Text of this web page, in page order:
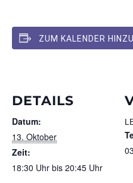
ZUM KALENDER
DETAILS
Datum:
13. Oktober
Zeit:
18:30 Uhr bis 20:45 Uhr